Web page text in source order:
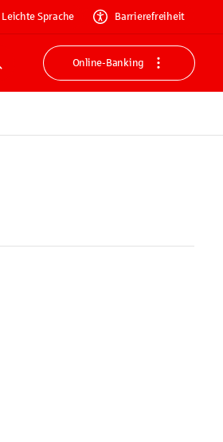
Leichte Sprache Barrierefreiheit
Suche
Online-Banking